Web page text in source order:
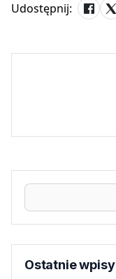
Udostępnij:
Ostatnie wpisy